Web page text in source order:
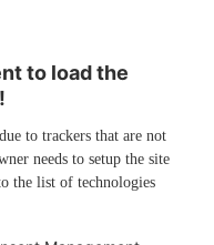
to load the
to trackers that are not
needs to setup the site
the list of technologies